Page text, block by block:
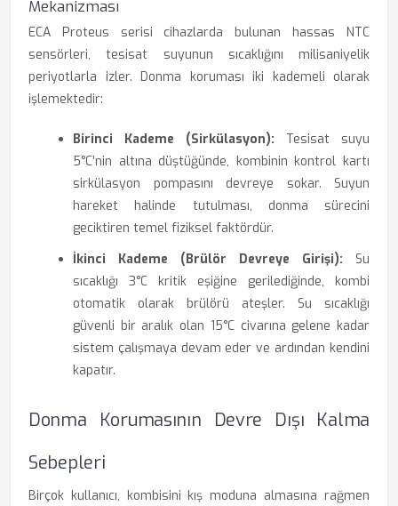
Mekanizması
ECA Proteus serisi cihazlarda bulunan hassas NTC
sensörleri, tesisat suyunun sıcaklığını milisaniyelik
periyotlarla izler. Donma koruması iki kademeli olarak
işlemektedir:
Birinci Kademe (Sirkülasyon): Tesisat suyu
5°C’nin altına düştüğünde, kombinin kontrol kartı
sirkülasyon pompasını devreye sokar. Suyun
hareket halinde tutulması, donma sürecini
geciktiren temel fiziksel faktördür.
İkinci Kademe (Brülör Devreye Girişi): Su
sıcaklığı 3°C kritik eşiğine gerilediğinde, kombi
otomatik olarak brülörü ateşler. Su sıcaklığı
güvenli bir aralık olan 15°C civarına gelene kadar
sistem çalışmaya devam eder ve ardından kendini
kapatır.
Donma Korumasının Devre Dışı Kalma
Sebepleri
Birçok kullanıcı, kombisini kış moduna almasına rağmen